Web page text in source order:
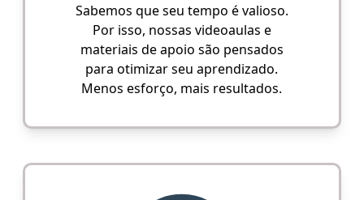
Sabemos que seu tempo é valioso.
Por isso, nossas videoaulas e
materiais de apoio são pensados
para otimizar seu aprendizado.
Menos esforço, mais resultados.